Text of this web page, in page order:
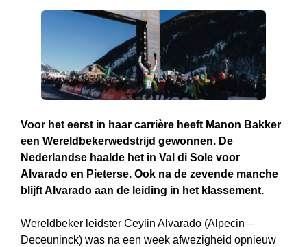
Voor het eerst in haar carrière heeft Manon Bakker
een Wereldbekerwedstrijd gewonnen. De
Nederlandse haalde het in Val di Sole voor
Alvarado en Pieterse. Ook na de zevende manche
blijft Alvarado aan de leiding in het klassement.
Wereldbeker leidster Ceylin Alvarado (Alpecin –
Deceuninck) was na een week afwezigheid opnieuw